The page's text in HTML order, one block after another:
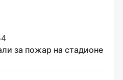
за пожар на стадионе